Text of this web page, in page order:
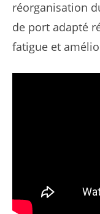
réorganisation
de port adapté
fatigue et